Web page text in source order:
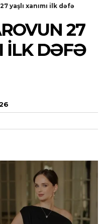
yaşlı xanımı ilk dəfə
27
ILK DƏFƏ